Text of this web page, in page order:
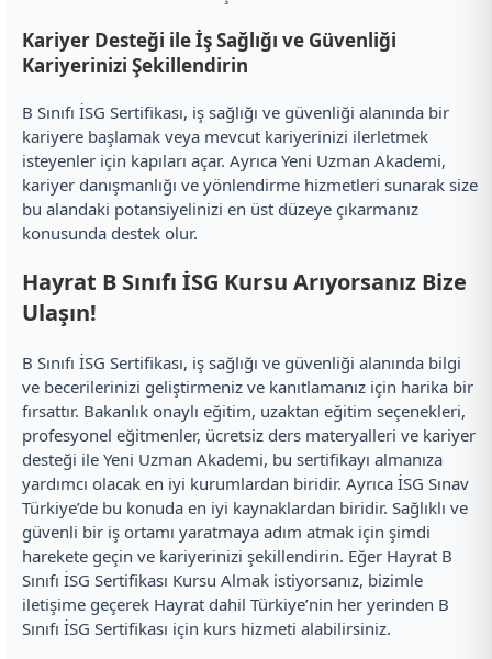
Kariyer Desteği ile İş Sağlığı ve Güvenliği
Kariyerinizi Şekillendirin
B Sınıfı İSG Sertifikası, iş sağlığı ve güvenliği alanında bir
kariyere başlamak veya mevcut kariyerinizi ilerletmek
isteyenler için kapıları açar. Ayrıca Yeni Uzman Akademi,
kariyer danışmanlığı ve yönlendirme hizmetleri sunarak size
bu alandaki potansiyelinizi en üst düzeye çıkarmanız
konusunda destek olur.
Hayrat B Sınıfı İSG Kursu Arıyorsanız Bize
Ulaşın!
B Sınıfı İSG Sertifikası, iş sağlığı ve güvenliği alanında bilgi
ve becerilerinizi geliştirmeniz ve kanıtlamanız için harika bir
fırsattır. Bakanlık onaylı eğitim, uzaktan eğitim seçenekleri,
profesyonel eğitmenler, ücretsiz ders materyalleri ve kariyer
desteği ile Yeni Uzman Akademi, bu sertifikayı almanıza
yardımcı olacak en iyi kurumlardan biridir. Ayrıca İSG Sınav
Türkiye’de bu konuda en iyi kaynaklardan biridir. Sağlıklı ve
güvenli bir iş ortamı yaratmaya adım atmak için şimdi
harekete geçin ve kariyerinizi şekillendirin. Eğer Hayrat B
Sınıfı İSG Sertifikası Kursu Almak istiyorsanız, bizimle
iletişime geçerek Hayrat dahil Türkiye’nin her yerinden B
Sınıfı İSG Sertifikası için kurs hizmeti alabilirsiniz.